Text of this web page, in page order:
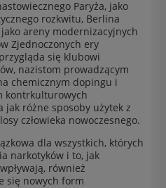
Paryża, jako
rozkwitu, Berlina
areny modernizacyjnych
Zjednoczonych ery
się klubowi
nazistom prowadzącym
chemicznym dopingu i
kontrkulturowych
jak różne sposoby użytek z
człowieka nowoczesnego.
dla wszystkich, których
narkotyków i to, jak
również
się nowych form